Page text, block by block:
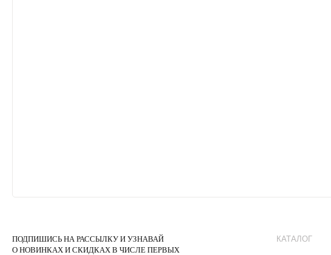
ПОДПИШИСЬ НА РАССЫЛКУ И УЗНАВАЙ
О НОВИНКАХ И СКИДКАХ В ЧИСЛЕ ПЕРВЫХ
КАТАЛОГ